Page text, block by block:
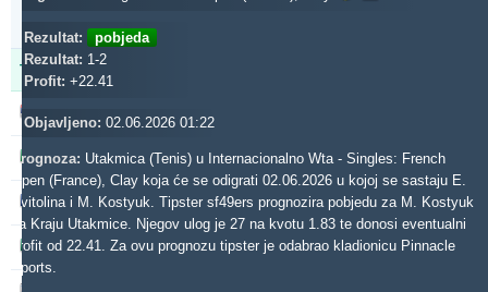
Rezultat:
pobjeda
Rezultat: 1-2
Profit: +22.41
Objavljeno: 02.06.2026 01:22
Prognoza: Utakmica (Tenis) u Internacionalno Wta - Singles: French
Open (France), Clay koja će se odigrati 02.06.2026 u kojoj se sastaju E.
Svitolina i M. Kostyuk. Tipster sf49ers prognozira pobjedu za M. Kostyuk
na Kraju Utakmice. Njegov ulog je 27 na kvotu 1.83 te donosi eventualni
profit od 22.41. Za ovu prognozu tipster je odabrao kladionicu Pinnacle
Sports.
34m
Tipster
dieztips2xr 542.28 31.92 %
gerrard062xr418.74 27.37 %
b1848 364.83 9.23 %